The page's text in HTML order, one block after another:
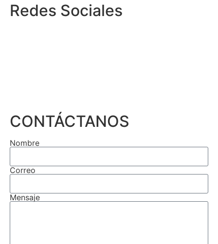
Redes Sociales
CONTÁCTANOS
Nombre
Correo
Mensaje